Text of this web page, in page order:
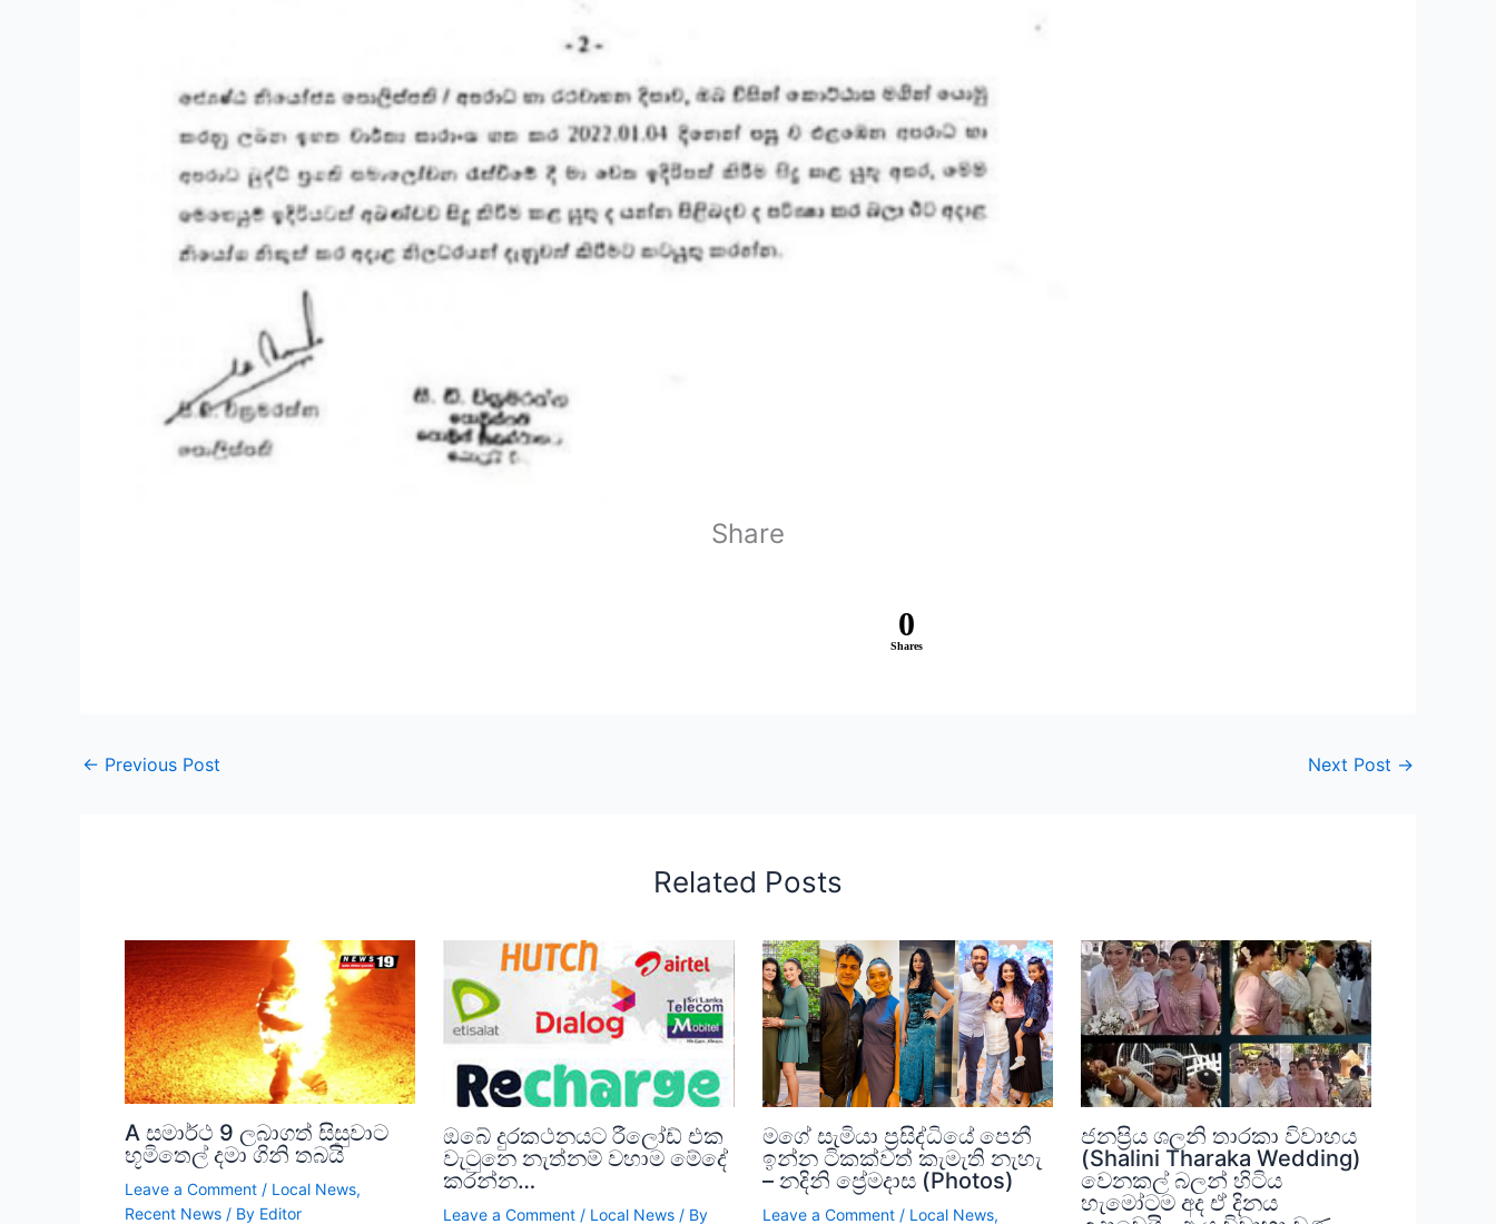
Share
0
Shares
← Previous Post Next Post →
Related Posts
A සමාර්ථ 9 ලබාගත් සිසුවාට
භූමිතෙල් දමා ගිනි තබයි
Leave a Comment / Local News,
Recent News / By Editor
ඔබේ දුරකථනයට රීලෝඩ් එක
වැටුනෙ නැත්නම් වහාම මේදේ
කරන්න…
Leave a Comment / Local News / By
මගේ සැමියා ප්‍රසිද්ධියේ පෙනී
ඉන්න ටිකක්වත් කැමැති නැහැ
– නදිනි ප්‍රේමදාස (Photos)
Leave a Comment / Local News,
ජනප්‍රිය ශලනි තාරකා විවාහය
(Shalini Tharaka Wedding)
වෙනකල් බලන් හිටිය
හැමෝටම අද ඒ දිනය